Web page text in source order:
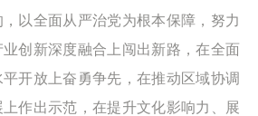
以全面从严治党为根本保障，努力
创新深度融合上闯出新路，在全面
开放上奋勇争先，在推动区域协调
作出示范，在提升文化影响力、展